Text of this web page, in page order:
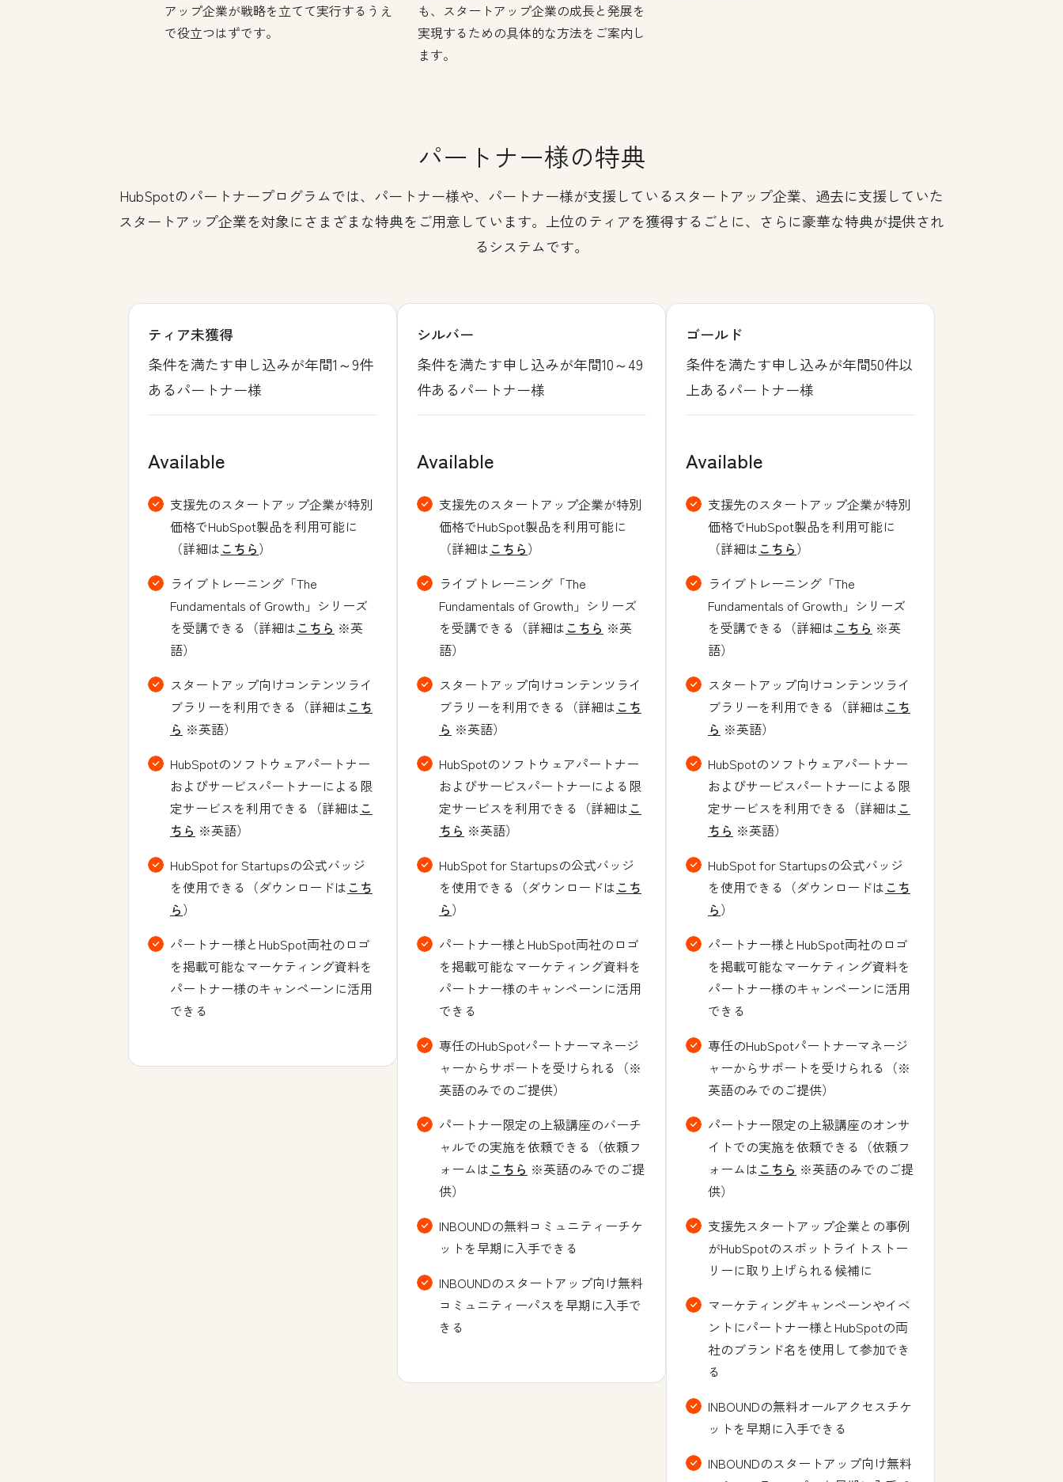
アップ企業が戦略を立てて実行するうえ
で役立つはずです。
も、スタートアップ企業の成長と発展を
実現するための具体的な方法をご案内し
ます。
パートナー様の特典
HubSpotのパートナープログラムでは、パートナー様や、パートナー様が支援しているスタートアップ企業、過去に支援していた
スタートアップ企業を対象にさまざまな特典をご用意しています。上位のティアを獲得するごとに、さらに豪華な特典が提供され
るシステムです。
ティア未獲得
条件を満たす申し込みが年間1～9件
あるパートナー様
Available
支援先のスタートアップ企業が特別
価格でHubSpot製品を利用可能に
（詳細は こちら）
ライブトレーニング「The
Fundamentals of Growth」シリーズ
を受講できる（詳細は こちら ※英
語）
スタートアップ向けコンテンツライ
ブラリーを利用できる（詳細は こち
ら ※英語）
HubSpotのソフトウェアパートナー
およびサービスパートナーによる限
定サービスを利用できる（詳細は こ
ちら ※英語）
HubSpot for Startupsの公式バッジ
を使用できる（ダウンロードは こち
ら）
パートナー様とHubSpot両社のロゴ
を掲載可能なマーケティング資料を
パートナー様のキャンペーンに活用
できる
シルバー
条件を満たす申し込みが年間10～49
件あるパートナー様
Available
支援先のスタートアップ企業が特別
価格でHubSpot製品を利用可能に
（詳細は こちら）
ライブトレーニング「The
Fundamentals of Growth」シリーズ
を受講できる（詳細は こちら ※英
語）
スタートアップ向けコンテンツライ
ブラリーを利用できる（詳細は こち
ら ※英語）
HubSpotのソフトウェアパートナー
およびサービスパートナーによる限
定サービスを利用できる（詳細は こ
ちら ※英語）
HubSpot for Startupsの公式バッジ
を使用できる（ダウンロードは こち
ら）
パートナー様とHubSpot両社のロゴ
を掲載可能なマーケティング資料を
パートナー様のキャンペーンに活用
できる
専任のHubSpotパートナーマネージ
ャーからサポートを受けられる（※
英語のみでのご提供）
パートナー限定の上級講座のバーチ
ャルでの実施を依頼できる（依頼フ
ォームは こちら ※英語のみでのご提
供）
INBOUNDの無料コミュニティーチケ
ットを早期に入手できる
INBOUNDのスタートアップ向け無料
コミュニティーパスを早期に入手で
きる
ゴールド
条件を満たす申し込みが年間50件以
上あるパートナー様
Available
支援先のスタートアップ企業が特別
価格でHubSpot製品を利用可能に
（詳細は こちら）
ライブトレーニング「The
Fundamentals of Growth」シリーズ
を受講できる（詳細は こちら ※英
語）
スタートアップ向けコンテンツライ
ブラリーを利用できる（詳細は こち
ら ※英語）
HubSpotのソフトウェアパートナー
およびサービスパートナーによる限
定サービスを利用できる（詳細は こ
ちら ※英語）
HubSpot for Startupsの公式バッジ
を使用できる（ダウンロードは こち
ら）
パートナー様とHubSpot両社のロゴ
を掲載可能なマーケティング資料を
パートナー様のキャンペーンに活用
できる
専任のHubSpotパートナーマネージ
ャーからサポートを受けられる（※
英語のみでのご提供）
パートナー限定の上級講座のオンサ
イトでの実施を依頼できる（依頼フ
ォームは こちら ※英語のみでのご提
供）
支援先スタートアップ企業との事例
がHubSpotのスポットライトストー
リーに取り上げられる候補に
マーケティングキャンペーンやイベ
ントにパートナー様とHubSpotの両
社のブランド名を使用して参加でき
る
INBOUNDの無料オールアクセスチケ
ットを早期に入手できる
INBOUNDのスタートアップ向け無料